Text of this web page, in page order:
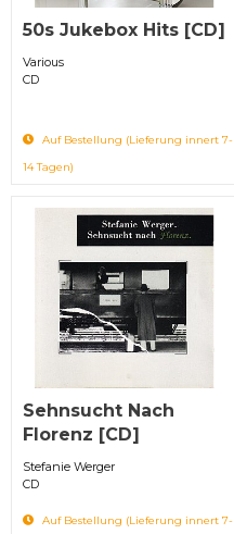
50s Jukebox Hits [CD]
Various
CD
Auf Bestellung (Lieferung innert 7-
14 Tagen)
Sehnsucht Nach
Florenz [CD]
Stefanie Werger
CD
Auf Bestellung (Lieferung innert 7-